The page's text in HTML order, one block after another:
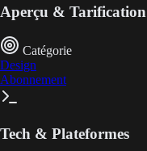
Aperçu & Tarification
Catégorie
Design
Abonnement
Tech & Plateformes